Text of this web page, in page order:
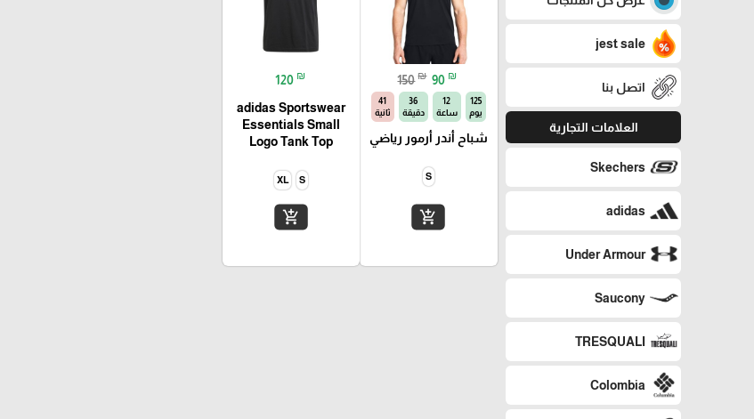
jest sale
اتصل بنا
العلامات التجارية
Skechers
adidas
Under Armour
Saucony
TRESQUALI
Colombia
150 ₪ 90 ₪
125
يوم
12
ساعة
36
دقيقة
41
ثانية
شباح أندر أرمور رياضي
S
add_shopping_cart
120 ₪
adidas Sportswear
Essentials Small
Logo Tank Top
S
XL
add_shopping_cart